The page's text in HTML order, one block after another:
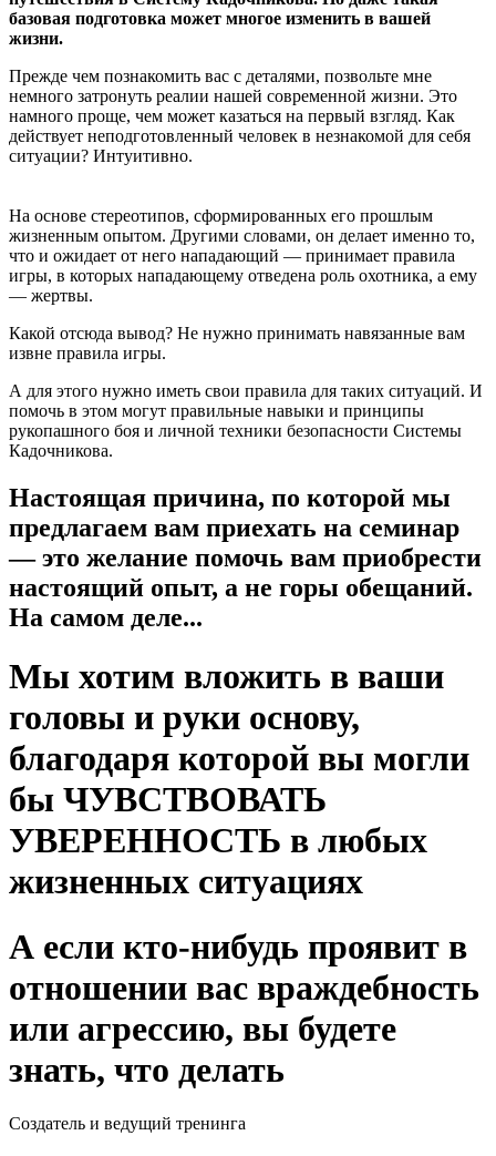
базовая подготовка может многое изменить в вашей
жизни.
Прежде чем познакомить вас с деталями, позвольте мне
немного затронуть реалии нашей современной жизни. Это
намного проще, чем может казаться на первый взгляд. Как
действует неподготовленный человек в незнакомой для себя
ситуации? Интуитивно.
На основе стереотипов, сформированных его прошлым
жизненным опытом. Другими словами, он делает именно то,
что и ожидает от него нападающий — принимает правила
игры, в которых нападающему отведена роль охотника, а ему
— жертвы.
Какой отсюда вывод? Не нужно принимать навязанные вам
извне правила игры.
А для этого нужно иметь свои правила для таких ситуаций. И
помочь в этом могут правильные навыки и принципы
рукопашного боя и личной техники безопасности Системы
Кадочникова.
Настоящая причина, по которой мы
предлагаем вам приехать на семинар
— это желание помочь вам приобрести
настоящий опыт, а не горы обещаний.
На самом деле...
Мы хотим вложить в ваши
головы и руки основу,
благодаря которой вы могли
бы ЧУВСТВОВАТЬ
УВЕРЕННОСТЬ в любых
жизненных ситуациях
А если кто-нибудь проявит в
отношении вас враждебность
или агрессию, вы будете
знать, что делать
Создатель и ведущий тренинга